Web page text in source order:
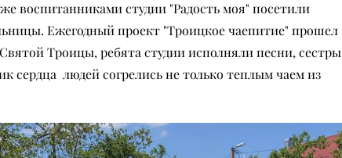
воспитанниками студии "Радость моя" посетили
Ежегодный проект "Троицкое чаепитие" прошел
Троицы, ребята студии исполняли песни, сестры
сердца людей согрелись не только теплым чаем из